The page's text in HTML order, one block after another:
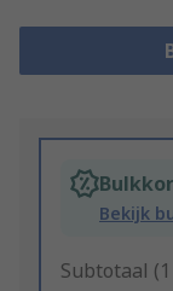
Bekijk
Subtotaal